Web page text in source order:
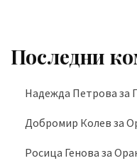
Последни
Надежда Петрова за
Добромир Колев за
Росица Генова за